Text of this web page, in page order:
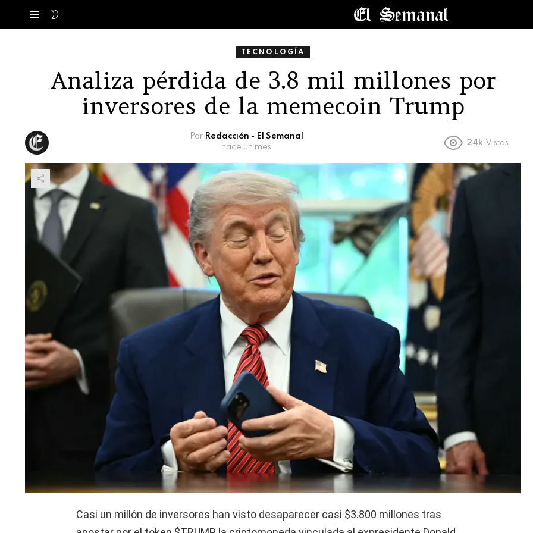
TECNOLOGÍA
Analiza pérdida de 3.8 mil millones por
inversores de la memecoin Trump
Por Redacción - El Semanal
hace un mes
24k Vistas
Casi un millón de inversores han visto desaparecer casi $3.800 millones tras